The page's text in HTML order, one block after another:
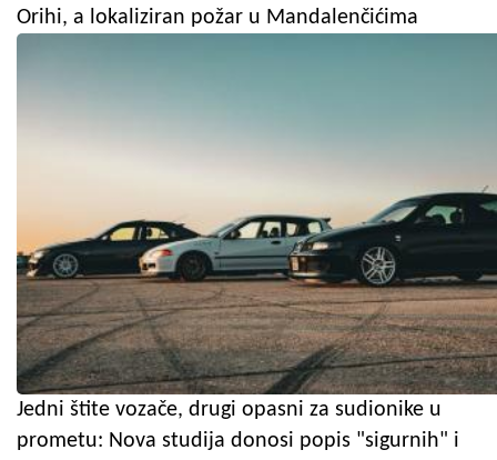
Orihi, a lokaliziran požar u Mandalenčićima
Jedni štite vozače, drugi opasni za sudionike u
prometu: Nova studija donosi popis "sigurnih" i